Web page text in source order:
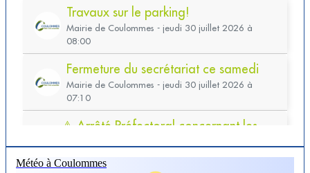
Météo à Coulommes